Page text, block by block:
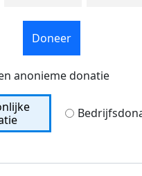
Doneer
anonieme donatie